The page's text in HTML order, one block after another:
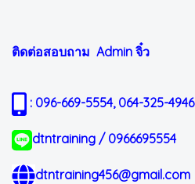
ติดต่อสอบถาม Admin จิ๋ว
: 096-669-5554, 064-325-4946
dtntraining / 0966695554
dtntraining456@gmail.com